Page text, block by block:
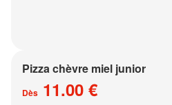
Pizza chèvre miel junior
Dès 11.00 €